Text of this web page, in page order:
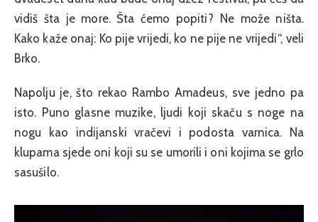
vidiš šta je more. Šta ćemo popiti? Ne može ništa.
Kako kaže onaj: Ko pije vrijedi, ko ne pije ne vrijedi“, veli
Brko.
Napolju je, što rekao Rambo Amadeus, sve jedno pa
isto. Puno glasne muzike, ljudi koji skaču s noge na
nogu kao indijanski vračevi i podosta varnica. Na
klupama sjede oni koji su se umorili i oni kojima se grlo
sasušilo.